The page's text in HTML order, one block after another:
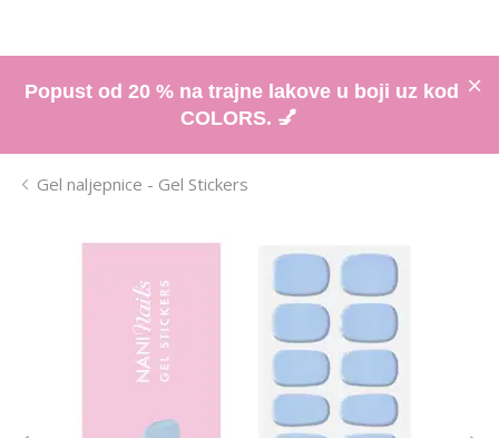
Popust od 20 % na trajne lakove u boji uz kod
COLORS. 💅
Gel naljepnice - Gel Stickers